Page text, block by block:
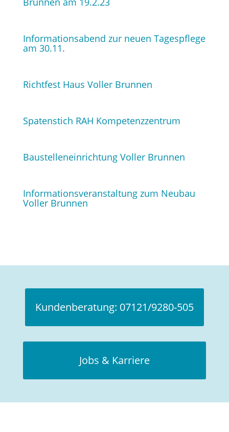
Informationsabend zur neuen Tagespflege
am 30.11.
Richtfest Haus Voller Brunnen
Spatenstich RAH Kompetenzzentrum
Baustelleneinrichtung Voller Brunnen
Informationsveranstaltung zum Neubau
Voller Brunnen
Kundenberatung: 07121/9280-505
Jobs & Karriere